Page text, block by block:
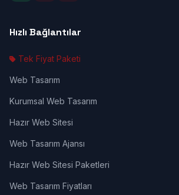
Hızlı Bağlantılar
Tek Fiyat Paketi
Web Tasarım
Kurumsal Web Tasarım
Hazır Web Sitesi
Web Tasarım Ajansı
Hazır Web Sitesi Paketleri
Web Tasarım Fiyatları